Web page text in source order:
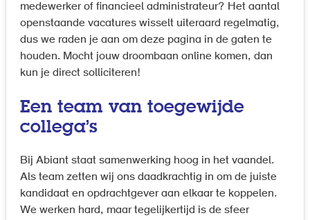
medewerker of financieel administrateur? Het aantal
openstaande vacatures wisselt uiteraard regelmatig,
dus we raden je aan om deze pagina in de gaten te
houden. Mocht jouw droombaan online komen, dan
kun je direct solliciteren!
Een team van toegewijde
collega’s
Bij Abiant staat samenwerking hoog in het vaandel.
Als team zetten wij ons daadkrachtig in om de juiste
kandidaat en opdrachtgever aan elkaar te koppelen.
We werken hard, maar tegelijkertijd is de sfeer